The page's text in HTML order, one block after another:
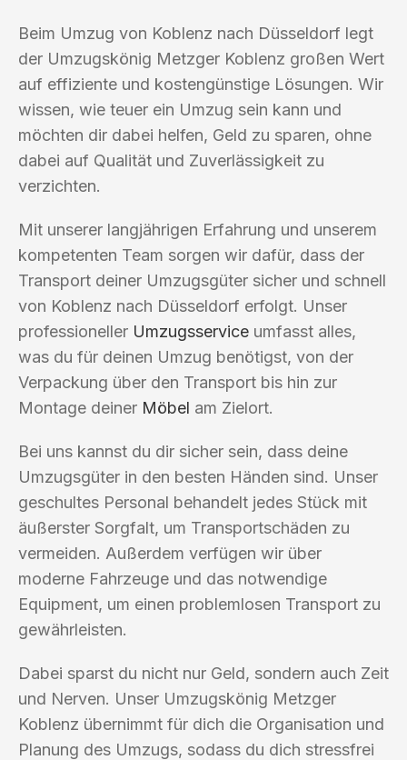
Beim Umzug von Koblenz nach Düsseldorf legt
der Umzugskönig Metzger Koblenz großen Wert
auf effiziente und kostengünstige Lösungen. Wir
wissen, wie teuer ein Umzug sein kann und
möchten dir dabei helfen, Geld zu sparen, ohne
dabei auf Qualität und Zuverlässigkeit zu
verzichten.
Mit unserer langjährigen Erfahrung und unserem
kompetenten Team sorgen wir dafür, dass der
Transport deiner Umzugsgüter sicher und schnell
von Koblenz nach Düsseldorf erfolgt. Unser
professioneller Umzugsservice umfasst alles,
was du für deinen Umzug benötigst, von der
Verpackung über den Transport bis hin zur
Montage deiner Möbel am Zielort.
Bei uns kannst du dir sicher sein, dass deine
Umzugsgüter in den besten Händen sind. Unser
geschultes Personal behandelt jedes Stück mit
äußerster Sorgfalt, um Transportschäden zu
vermeiden. Außerdem verfügen wir über
moderne Fahrzeuge und das notwendige
Equipment, um einen problemlosen Transport zu
gewährleisten.
Dabei sparst du nicht nur Geld, sondern auch Zeit
und Nerven. Unser Umzugskönig Metzger
Koblenz übernimmt für dich die Organisation und
Planung des Umzugs, sodass du dich stressfrei